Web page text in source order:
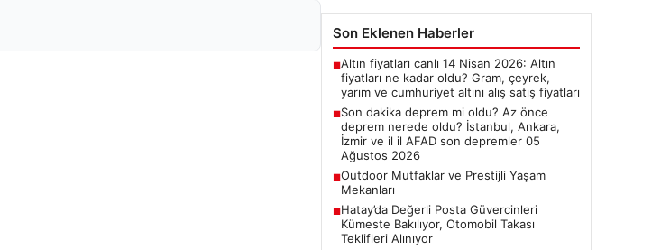
Son Eklenen Haberler
■Altın fiyatları canlı 14 Nisan 2026: Altın
fiyatları ne kadar oldu? Gram, çeyrek,
yarım ve cumhuriyet altını alış satış fiyatları
■Son dakika deprem mi oldu? Az önce
deprem nerede oldu? İstanbul, Ankara,
İzmir ve il il AFAD son depremler 05
Ağustos 2026
■Outdoor Mutfaklar ve Prestijli Yaşam
Mekanları
■Hatay’da Değerli Posta Güvercinleri
Kümeste Bakılıyor, Otomobil Takası
Teklifleri Alınıyor